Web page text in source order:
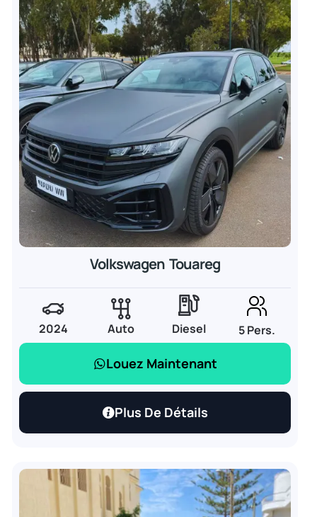
Volkswagen Touareg
2024 Auto Diesel 5 Pers.
Louez Maintenant
Plus De Détails